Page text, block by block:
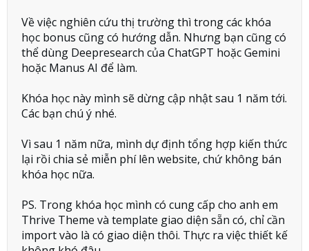
Về việc nghiên cứu thị trường thì trong các khóa
học bonus cũng có hướng dẫn. Nhưng bạn cũng có
thể dùng Deepresearch của ChatGPT hoặc Gemini
hoặc Manus AI để làm.
Khóa học này mình sẽ dừng cập nhật sau 1 năm tới.
Các bạn chú ý nhé.
Vì sau 1 năm nữa, mình dự định tổng hợp kiến thức
lại rồi chia sẻ miễn phí lên website, chứ không bán
khóa học nữa.
PS. Trong khóa học mình có cung cấp cho anh em
Thrive Theme và template giao diện sẵn có, chỉ cần
import vào là có giao diện thôi. Thực ra việc thiết kế